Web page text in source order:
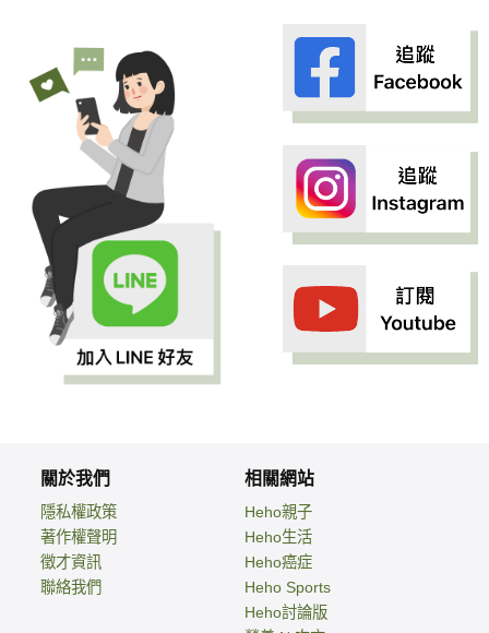
關於我們
隱私權政策
著作權聲明
徵才資訊
聯絡我們
相關網站
Heho親子
Heho生活
Heho癌症
Heho Sports
Heho討論版